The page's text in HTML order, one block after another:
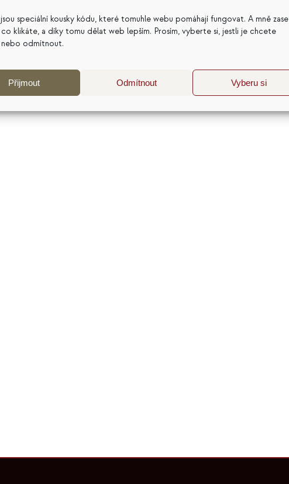
speciální kousky kódu, které tomuhle webu pomáhají fungovat. A mně zase
co klikáte, a díky tomu dělat web lepším. Prosím, vyberte si, jestli je chcete
odmítnout.
Přijmout Odmítnout Vyberu si
dělat lepší podnikatelská rozhodnutí. Nejčastěji
model a dlouhodobou udržitelnost podnikání. Od
a sdílím zkušenosti z více než 20 let práce s